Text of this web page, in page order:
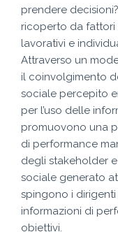
prendere
ricoperto da fattori
lavorativi e
Attraverso un
il coinvolgimento
sociale percepito
per l’uso delle
promuovono una
di performance
degli stakeholder
sociale generato
spingono i
informazioni di
obiettivi.